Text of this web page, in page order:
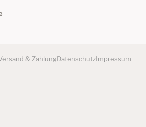
& ZahlungDatenschutzImpressum